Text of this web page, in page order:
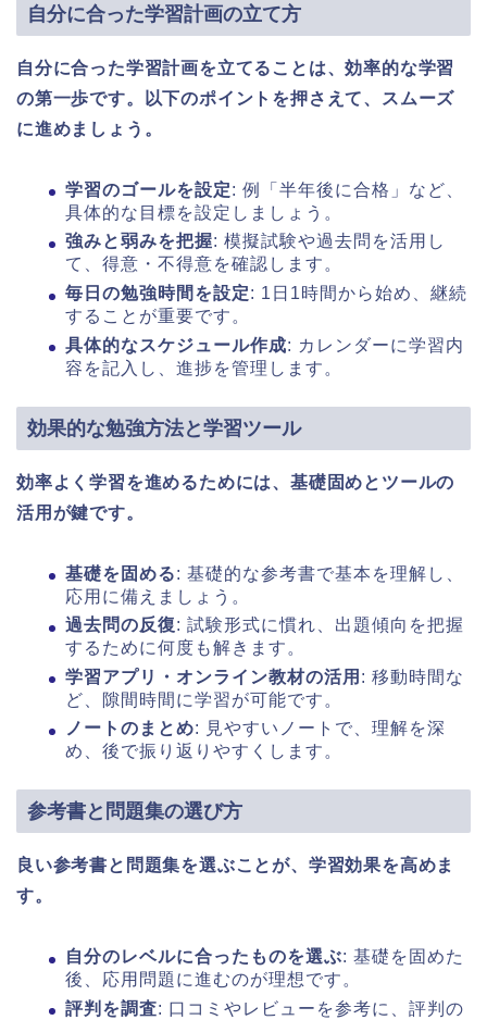
自分に合った学習計画の立て方
自分に合った学習計画を立てることは、効率的な学習
の第一歩です。以下のポイントを押さえて、スムーズ
に進めましょう。
学習のゴールを設定: 例「半年後に合格」など、
具体的な目標を設定しましょう。
強みと弱みを把握: 模擬試験や過去問を活用し
て、得意・不得意を確認します。
毎日の勉強時間を設定: 1日1時間から始め、継続
することが重要です。
具体的なスケジュール作成: カレンダーに学習内
容を記入し、進捗を管理します。
効果的な勉強方法と学習ツール
効率よく学習を進めるためには、基礎固めとツールの
活用が鍵です。
基礎を固める: 基礎的な参考書で基本を理解し、
応用に備えましょう。
過去問の反復: 試験形式に慣れ、出題傾向を把握
するために何度も解きます。
学習アプリ・オンライン教材の活用 : 移動時間な
ど、隙間時間に学習が可能です。
ノートのまとめ: 見やすいノートで、理解を深
め、後で振り返りやすくします。
参考書と問題集の選び方
良い参考書と問題集を選ぶことが、学習効果を高めま
す。
自分のレベルに合ったものを選ぶ: 基礎を固めた
後、応用問題に進むのが理想です。
評判を調査: 口コミやレビューを参考に、評判の